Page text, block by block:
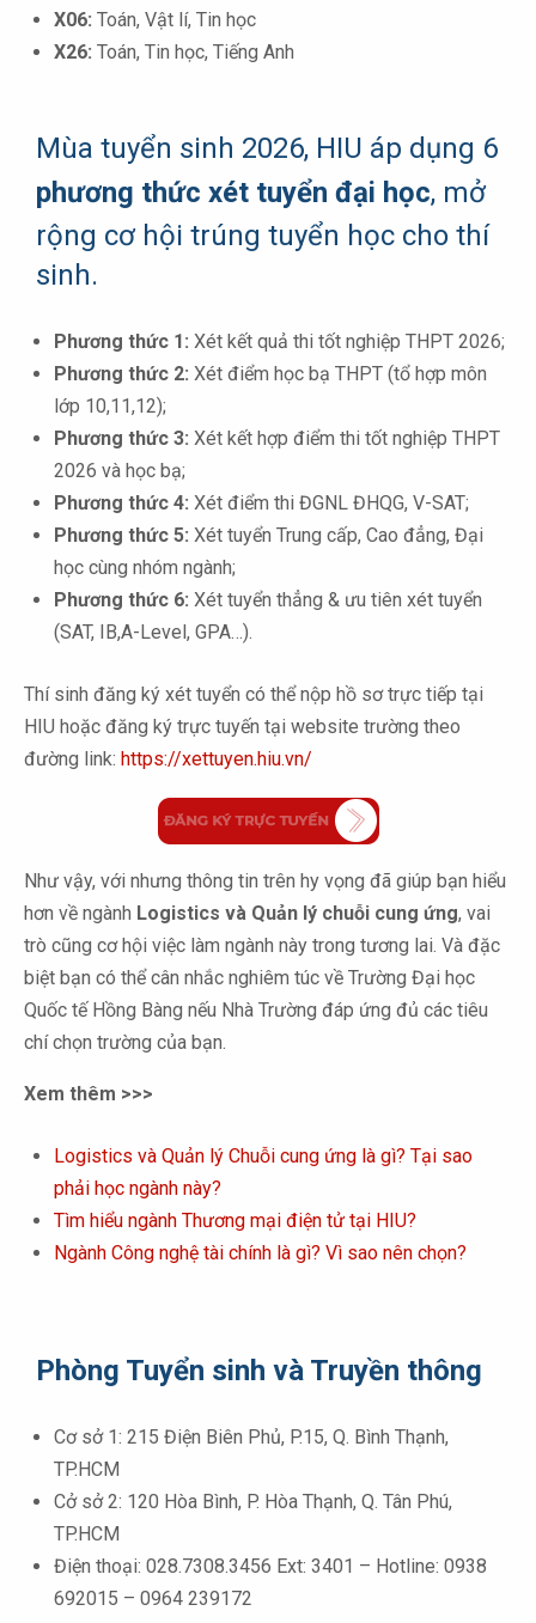
X06: Toán, Vật lí, Tin học
X26: Toán, Tin học, Tiếng Anh
Mùa tuyển sinh 2026, HIU áp dụng 6
phương thức xét tuyển đại học, mở
rộng cơ hội trúng tuyển học cho thí
sinh.
Phương thức 1: Xét kết quả thi tốt nghiệp THPT 2026;
Phương thức 2: Xét điểm học bạ THPT (tổ hợp môn
lớp 10,11,12);
Phương thức 3: Xét kết hợp điểm thi tốt nghiệp THPT
2026 và học bạ;
Phương thức 4: Xét điểm thi ĐGNL ĐHQG, V-SAT;
Phương thức 5: Xét tuyển Trung cấp, Cao đẳng, Đại
học cùng nhóm ngành;
Phương thức 6: Xét tuyển thẳng & ưu tiên xét tuyển
(SAT, IB,A-Level, GPA…).
Thí sinh đăng ký xét tuyển có thể nộp hồ sơ trực tiếp tại
HIU hoặc đăng ký trực tuyến tại website trường theo
đường link: https://xettuyen.hiu.vn/
Như vậy, với nhưng thông tin trên hy vọng đã giúp bạn hiểu
hơn về ngành Logistics và Quản lý chuỗi cung ứng, vai
trò cũng cơ hội việc làm ngành này trong tương lai. Và đặc
biệt bạn có thể cân nhắc nghiêm túc về Trường Đại học
Quốc tế Hồng Bàng nếu Nhà Trường đáp ứng đủ các tiêu
chí chọn trường của bạn.
Xem thêm >>>
Logistics và Quản lý Chuỗi cung ứng là gì? Tại sao
phải học ngành này?
Tìm hiểu ngành Thương mại điện tử tại HIU?
Ngành Công nghệ tài chính là gì? Vì sao nên chọn?
Phòng Tuyển sinh và Truyền thông
Cơ sở 1: 215 Điện Biên Phủ, P.15, Q. Bình Thạnh,
TP.HCM
Cở sở 2: 120 Hòa Bình, P. Hòa Thạnh, Q. Tân Phú,
TP.HCM
Điện thoại: 028.7308.3456 Ext: 3401 – Hotline: 0938
692015 – 0964 239172